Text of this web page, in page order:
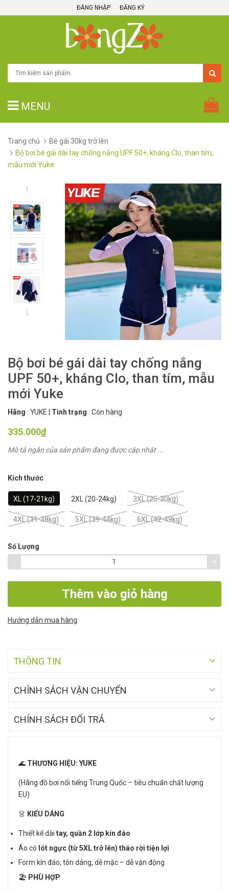
ĐĂNG NHẬP ĐĂNG KÝ
MENU
Trang chủ
Bé gái 30kg trở lên
Bộ bơi bé gái dài tay chống nắng UPF 50+, kháng Clo, than tím,
mẫu mới Yuke
Bộ bơi bé gái dài tay chống nắng
UPF 50+, kháng Clo, than tím, mẫu
mới Yuke
Hãng : YUKE Tình trạng : Còn hàng
335.000₫
Mô tả ngắn của sản phẩm đang được cập nhật ...
Kích thước
XL (17-21kg) 2XL (20-24kg) 3XL (25-30kg)
4XL (31-38kg) 5XL (39-44kg) 6XL (42-49kg)
Số Lượng
-
+
Thêm vào giỏ hàng
Hướng dẫn mua hàng
THÔNG TIN
CHÍNH SÁCH VẬN CHUYỂN
CHÍNH SÁCH ĐỔI TRẢ
🌊 THƯƠNG HIỆU: YUKE
(Hãng đồ bơi nổi tiếng Trung Quốc – tiêu chuẩn chất lượng
EU)
👗 KIỂU DÁNG
Thiết kế dài tay, quần 2 lớp kín đáo
Áo có lót ngực (từ 5XL trở lên) tháo rời tiện lợi
Form kín đáo, tôn dáng, dễ mặc – dễ vận động
🏖 PHÙ HỢP